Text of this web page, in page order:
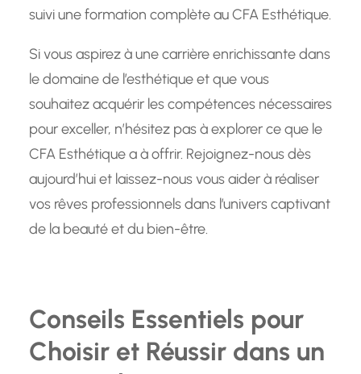
suivi une formation complète au CFA Esthétique.
Si vous aspirez à une carrière enrichissante dans
le domaine de l’esthétique et que vous
souhaitez acquérir les compétences nécessaires
pour exceller, n’hésitez pas à explorer ce que le
CFA Esthétique a à offrir. Rejoignez-nous dès
aujourd’hui et laissez-nous vous aider à réaliser
vos rêves professionnels dans l’univers captivant
de la beauté et du bien-être.
Conseils Essentiels pour
Choisir et Réussir dans un